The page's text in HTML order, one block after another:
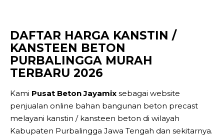
DAFTAR HARGA KANSTIN /
KANSTEEN BETON
PURBALINGGA MURAH
TERBARU 2026
Kami Pusat Beton Jayamix sebagai website
penjualan online bahan bangunan beton precast
melayani kanstin / kansteen beton di wilayah
Kabupaten Purbalingga Jawa Tengah dan sekitarnya.